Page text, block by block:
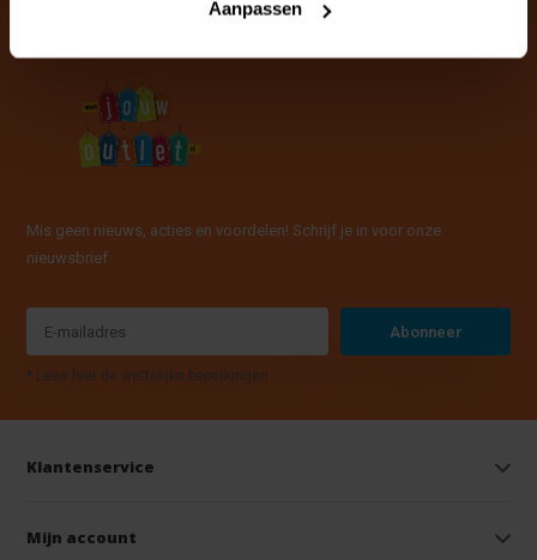
Aanpassen
Mis geen nieuws, acties en voordelen! Schrijf je in voor onze
nieuwsbrief
Abonneer
* Lees hier de wettelijke beperkingen
Klantenservice
Mijn account